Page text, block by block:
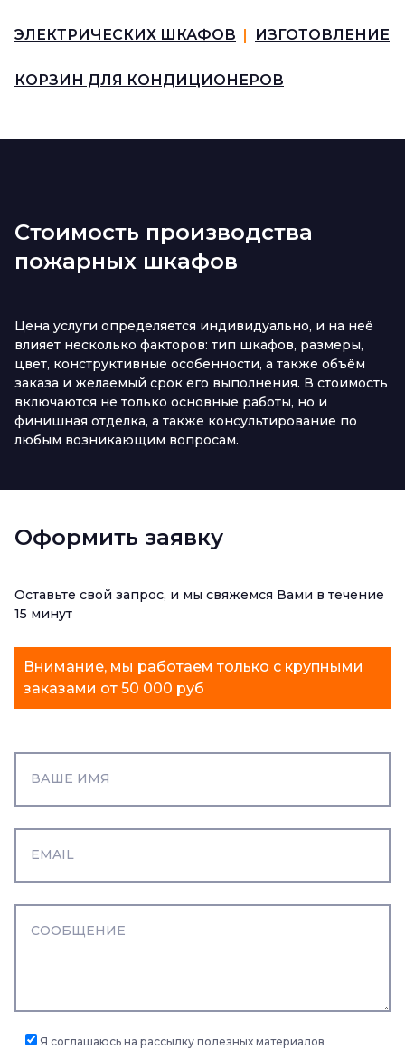
ЭЛЕКТРИЧЕСКИХ ШКАФОВ ИЗГОТОВЛЕНИЕ
КОРЗИН ДЛЯ КОНДИЦИОНЕРОВ
Стоимость производства
пожарных шкафов
Цена услуги определяется индивидуально, и на неё
влияет несколько факторов: тип шкафов, размеры,
цвет, конструктивные особенности, а также объём
заказа и желаемый срок его выполнения. В стоимость
включаются не только основные работы, но и
финишная отделка, а также консультирование по
любым возникающим вопросам.
Оформить заявку
Оставьте свой запрос, и мы свяжемся Вами в течение
15 минут
Внимание, мы работаем только с крупными
заказами от 50 000 руб
Я соглашаюсь на рассылку полезных материалов